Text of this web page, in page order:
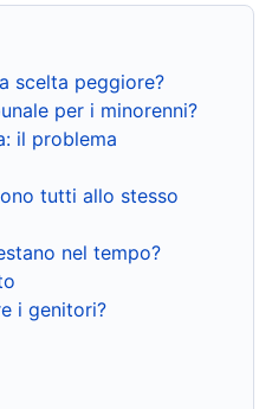
scelta peggiore?
per i minorenni?
il problema
tutti allo stesso
nel tempo?
i genitori?